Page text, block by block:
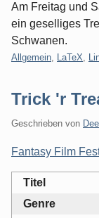
Am Freitag und
ein geselliges
Schwanen.
Kategorien:
Allgemein, LaTeX,
Trick 'r
Geschrieben von Dee
Fantasy Film
Titel
Genre